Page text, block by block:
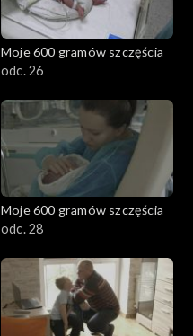
Moje 600 gramów szczęścia
odc. 26
Moje 600 gramów szczęścia
odc. 28